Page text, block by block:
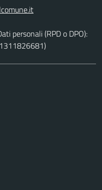
personali (RPD o DPO):